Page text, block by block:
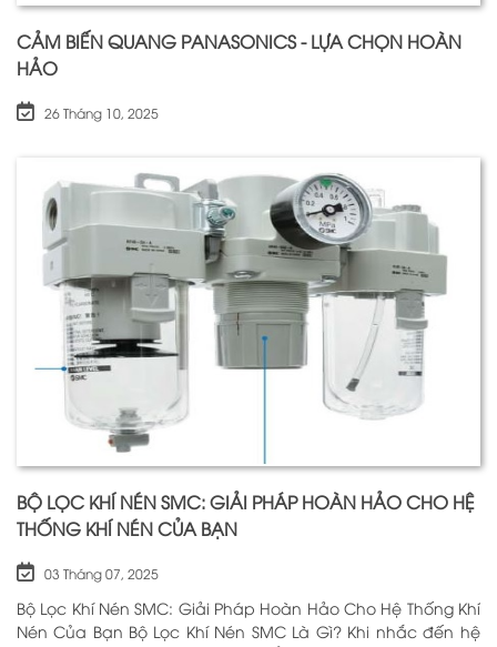
CẢM BIẾN QUANG PANASONICS - LỰA CHỌN HOÀN
HẢO
26 Tháng 10, 2025
BỘ LỌC KHÍ NÉN SMC: GIẢI PHÁP HOÀN HẢO CHO HỆ
THỐNG KHÍ NÉN CỦA BẠN
03 Tháng 07, 2025
Bộ Lọc Khí Nén SMC: Giải Pháp Hoàn Hảo Cho Hệ Thống Khí
Nén Của Bạn Bộ Lọc Khí Nén SMC Là Gì? Khi nhắc đến hệ